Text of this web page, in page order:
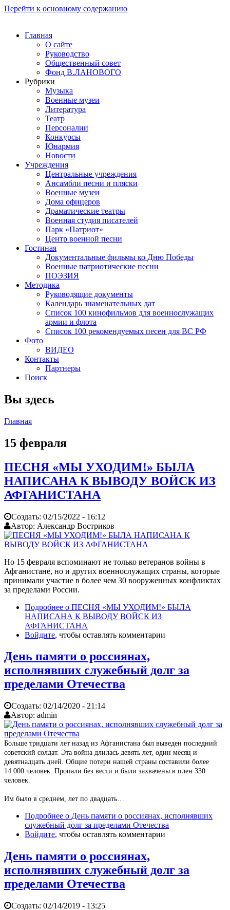
Перейти к основному содержанию
Главная
О сайте
Руководство
Общественный совет
Фонд В.ЛАНОВОГО
Рубрики
Музыка
Военные музеи
Литература
Театр
Персоналии
Конкурсы
Юнармия
Новости
Учреждения
Центральные учреждения
Ансамбли песни и пляски
Военные музеи
Дома офицеров
Драматические театры
Военная студия писателей
Парк «Патриот»
Центр военной песни
Гостиная
Документальные фильмы ко Дню Победы
Военные патриотические песни
ПОЭЗИЯ
Методика
Руководящие документы
Календарь знаменательных дат
Список 100 кинофильмов для военнослужащих
армии и флота
Список 100 рекомендуемых песен для ВС РФ
Фото
ВИДЕО
Контакты
Партнеры
Поиск
Вы здесь
Главная
15 февраля
ПЕСНЯ «МЫ УХОДИМ!» БЫЛА
НАПИСАНА К ВЫВОДУ ВОЙСК ИЗ
АФГАНИСТАНА
Создать: 02/15/2022 - 16:12
Автор: Александр Востриков
Но 15 февраля вспоминают не только ветеранов войны в
Афганистане, но и других военнослужащих страны, которые
принимали участие в более чем 30 вооруженных конфликтах
за пределами России.
Подробнее о ПЕСНЯ «МЫ УХОДИМ!» БЫЛА
НАПИСАНА К ВЫВОДУ ВОЙСК ИЗ
АФГАНИСТАНА
Войдите, чтобы оставлять комментарии
День памяти о россиянах,
исполнявших служебный долг за
пределами Отечества
Создать: 02/14/2020 - 21:14
Автор: admin
Больше тридцати лет назад из Афганистана был выведен последний
советский солдат. Эта война длилась девять лет, один месяц и
девятнадцать дней. Общие потери нашей страны составили более
14.000 человек. Пропали без вести и были захвачены в плен 330
человек.
Им было в среднем, лет по двадцать…
Подробнее о День памяти о россиянах, исполнявших
служебный долг за пределами Отечества
Войдите, чтобы оставлять комментарии
День памяти о россиянах,
исполнявших служебный долг за
пределами Отечества
Создать: 02/14/2019 - 13:25